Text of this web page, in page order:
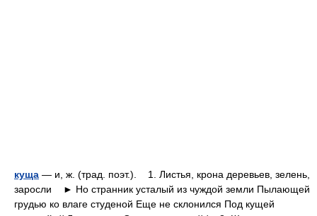
куща — и, ж. (трад. поэт.). 1. Листья, крона деревьев, зелень,
заросли ► Но странник усталый из чуждой земли Пылающей
грудью ко влаге студеной Еще не склонился Под кущей